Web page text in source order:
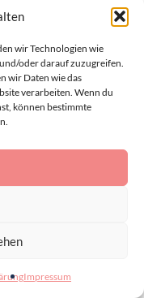
wir Technologien wie
oder darauf zuzugreifen.
wir Daten wie das
verarbeiten. Wenn du
können bestimmte
Impressum
urheberrechtlich
Vorgaben
bleiben?
Art der
die Pflegehinweise
können mit
sollten.